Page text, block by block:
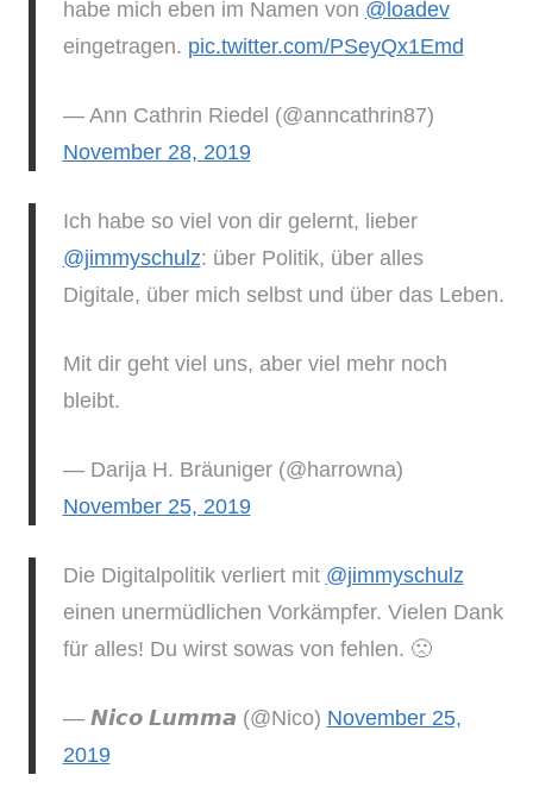
habe mich eben im Namen von @loadev
eingetragen. pic.twitter.com/PSeyQx1Emd
— Ann Cathrin Riedel (@anncathrin87)
November 28, 2019
Ich habe so viel von dir gelernt, lieber
@jimmyschulz: über Politik, über alles
Digitale, über mich selbst und über das Leben.
Mit dir geht viel uns, aber viel mehr noch
bleibt.
— Darija H. Bräuniger (@harrowna)
November 25, 2019
Die Digitalpolitik verliert mit @jimmyschulz
einen unermüdlichen Vorkämpfer. Vielen Dank
für alles! Du wirst sowas von fehlen. 🙁
— 𝙉𝙞𝙘𝙤 𝙇𝙪𝙢𝙢𝙖 (@Nico) November 25,
2019